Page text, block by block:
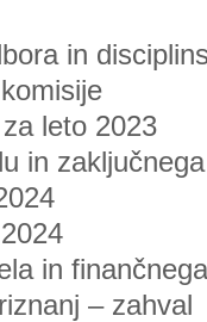
in
leto 2023
in
in
– zahval